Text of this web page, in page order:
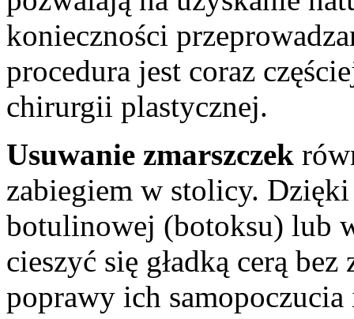
konieczności
procedura jest coraz
chirurgii plastycznej.
Usuwanie zmarszczek
zabiegiem w stolicy.
botulinowej (botoksu) lub
cieszyć się gładką cerą
poprawy ich